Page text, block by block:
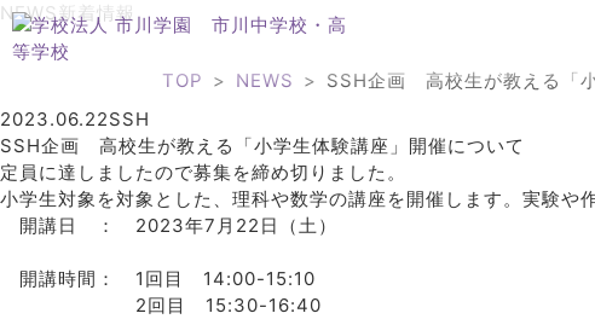
NEWS新着情報
TOP NEWS
SSH企画 高校生が教える「
2023.06.22SSH
SSH企画 高校生が教える「小学生体験講座」開催について
定員に達しましたので募集を締め切りました。
小学生対象を対象とした、理科や数学の講座を開催します。実験や
開講日 ： 2023年7月22日（土）
開講時間： 1回目 14:00-15:10
2回目 15:30-16:40